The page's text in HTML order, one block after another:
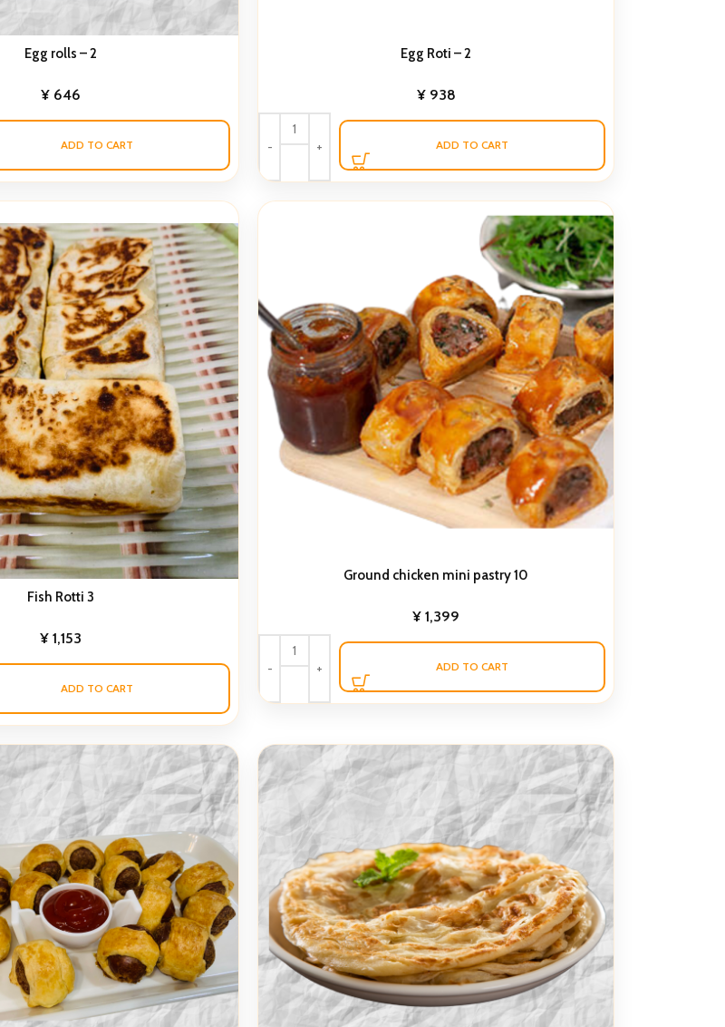
Egg rolls – 2
¥ 646
ADD TO CART
Egg Roti – 2
¥938
ADD TO CART
Fish Rotti 3
¥ 1,153
ADD TO CART
Ground chicken mini pastry 10
¥ 1,399
ADD TO CART